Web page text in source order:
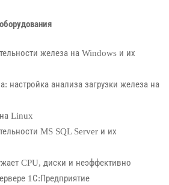
железа на Windows и их
настройка анализа загрузки железа на
Linux
MS SQL Server и их
CPU, диски и неэффективно
1С:Предприятие